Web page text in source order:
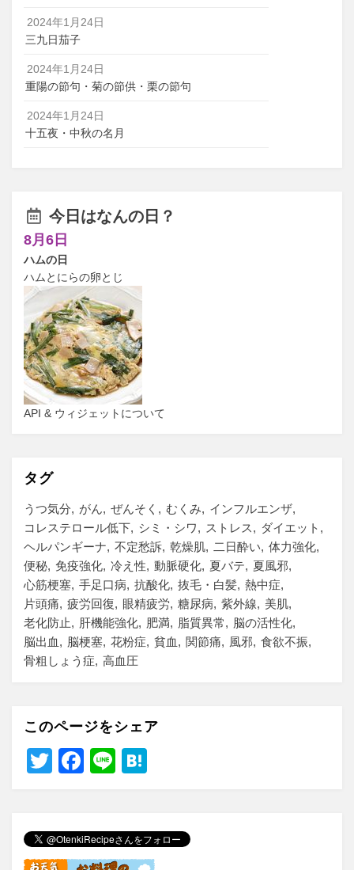
2024年1月24日
三九日茄子
2024年1月24日
重陽の節句・菊の節供・栗の節句
2024年1月24日
十五夜・中秋の名月
今日はなんの日？
8月6日
ハムの日
ハムとにらの卵とじ
API & ウィジェットについて
タグ
うつ気分 がん ぜんそく むくみ
インフルエンザ
コレステロール低下
シミ・シワ ストレス
ダイエット
ヘルパンギーナ
不定愁訴 乾燥肌 二日酔い
体力強化
便秘 免疫強化 冷え性 動脈硬化 夏バテ
夏風邪
心筋梗塞 手足口病 抗酸化 抜毛・白髪 熱中症
片頭痛
疲労回復 眼精疲労 糖尿病 紫外線
美肌
老化防止
肝機能強化 肥満 脂質異常
脳の活性化
脳出血
脳梗塞 花粉症 貧血 関節痛 風邪 食欲不振
骨粗しょう症
高血圧
このページをシェア
T
er
F
e
b
Li
n
a